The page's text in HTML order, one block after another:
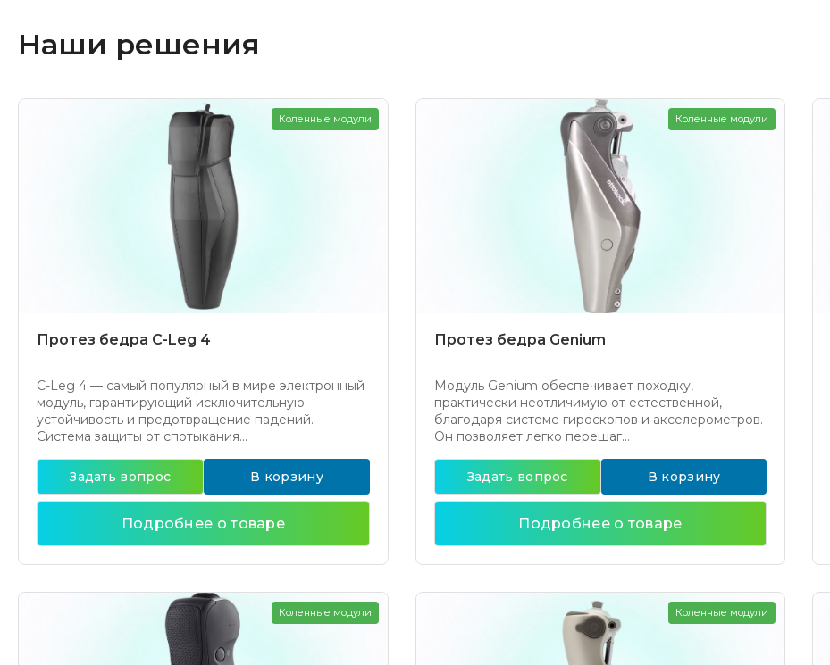
Наши решения
Протез бедра C-Leg 4
C-Leg 4 — самый популярный в мире электронный
модуль, гарантирующий исключительную
устойчивость и предотвращение падений.
Система защиты от спотыкания...
Коленные модули
Задать вопрос В корзину
Подробнее о товаре
Протез бедра Genium
Модуль Genium обеспечивает походку,
практически неотличимую от естественной,
благодаря системе гироскопов и акселерометров.
Он позволяет легко перешаг...
Коленные модули
Задать вопрос В корзину
Подробнее о товаре
Коленные модули Коленные модули